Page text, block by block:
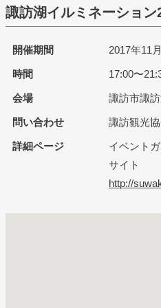
諏訪湖イルミネーション
開催期間 2017年11
時間 17:00〜
会場 諏訪市諏
問い合わせ 諏訪観光
詳細ページ
イベント
サイト
http://